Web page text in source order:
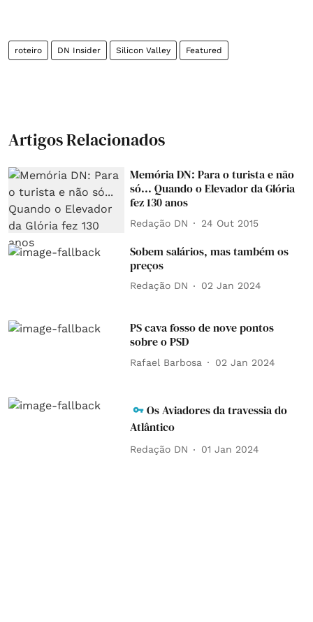
roteiro DN Insider Silicon Valley Featured
Artigos Relacionados
Memória DN: Para o turista e não
só... Quando o Elevador da Glória
fez 130 anos
Redação DN 24 Out 2015
Sobem salários, mas também os
preços
Redação DN 02 Jan 2024
PS cava fosso de nove pontos
sobre o PSD
Rafael Barbosa 02 Jan 2024
Os Aviadores da travessia do
Atlântico
Redação DN 01 Jan 2024